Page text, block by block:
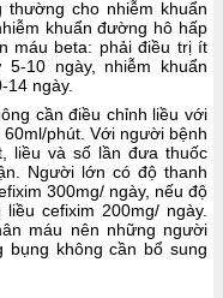
cho nhiễm khuẩn
khuẩn đường hô hấp
máu beta: phải điều trị ít
10 ngày, nhiễm khuẩn
ngày.
cần điều chỉnh liều với
phút. Với người bệnh
liều và số lần đưa thuốc
Người lớn có độ thanh
300mg/ ngày, nếu độ
cefixim 200mg/ ngày.
máu nên những người
bụng không cần bổ sung